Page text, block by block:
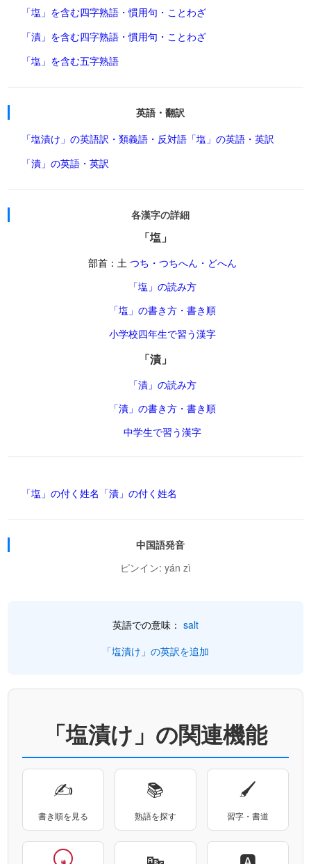
「塩」を含む四字熟語・慣用句・ことわざ
「漬」を含む四字熟語・慣用句・ことわざ
「塩」を含む五字熟語
英語・翻訳
「塩漬け」の英語訳・類義語・反対語 「塩」の英語・英訳
「漬」の英語・英訳
各漢字の詳細
「塩」
部首：土 つち・つちへん・どへん
「塩」の読み方
「塩」の書き方・書き順
小学校四年生で習う漢字
「漬」
「漬」の読み方
「漬」の書き方・書き順
中学生で習う漢字
「塩」の付く姓名 「漬」の付く姓名
中国語発音
ピンイン: yán zì
英語での意味： salt
「塩漬け」の英訳を追加
「塩漬け」の関連機能
✍
書き順を見る
📚
熟語を探す
🖌
習字・書道